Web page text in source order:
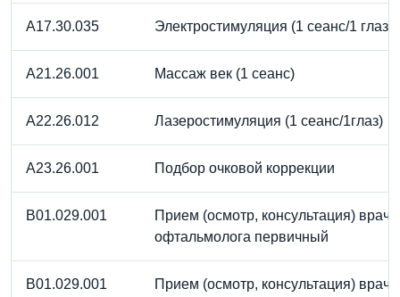
A17.30.035 Электростимуляция (1 сеанс/1 глаз)
A21.26.001 Массаж век (1 сеанс)
A22.26.012 Лазеростимуляция (1 сеанс/1глаз)
A23.26.001 Подбор очковой коррекции
B01.029.001
Прием (осмотр, консультация)
офтальмолога первичный
B01.029.001
Прием (осмотр, консультация)